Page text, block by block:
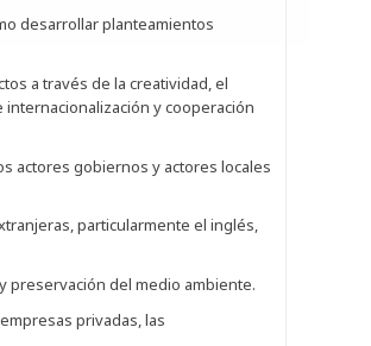
desarrollar planteamientos
a través de la creatividad, el
y cooperación
actores gobiernos y actores locales
particularmente el inglés,
preservación del medio ambiente.
privadas, las